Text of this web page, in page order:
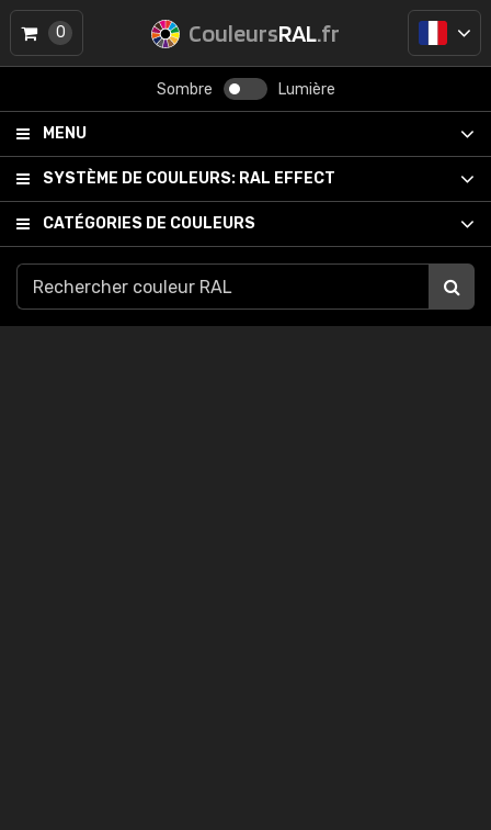
CouleursRAL.fr
Sombre Lumière
MENU
SYSTÈME DE COULEURS: RAL EFFECT
CATÉGORIES DE COULEURS
0